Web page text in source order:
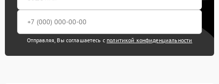
Отправляя, Вы соглашаетесь с политикой конфиденциальности